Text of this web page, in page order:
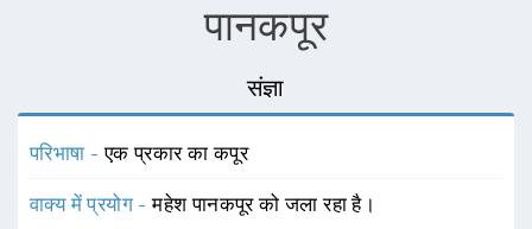
पानकपूर
संज्ञा
परिभाषा -एक प्रकार का कपूर
वाक्य में प्रयोग -महेश पानकपूर को जला रहा है।